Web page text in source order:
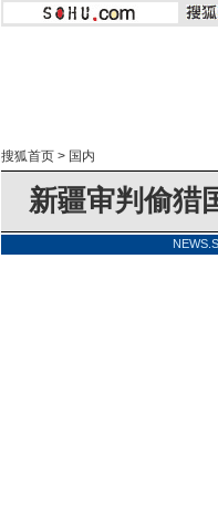
搜狐首页 > 国内
新疆审判偷猎